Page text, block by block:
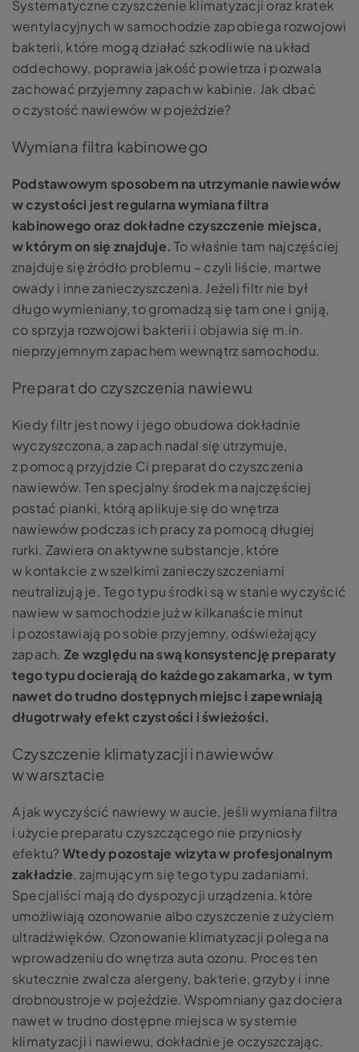
Systematyczne czyszczenie klimatyzacji oraz kratek
wentylacyjnych w samochodzie zapobiega rozwojowi
bakterii, które mogą działać szkodliwie na układ
oddechowy, poprawia jakość powietrza i pozwala
zachować przyjemny zapach w kabinie. Jak dbać
o czystość nawiewów w pojeździe?
Wymiana filtra kabinowego
Podstawowym sposobem na utrzymanie nawiewów
w czystości jest regularna wymiana filtra
kabinowego oraz dokładne czyszczenie miejsca,
w którym on się znajduje.To właśnie tam najczęściej
znajduje się źródło problemu – czyli liście, martwe
owady i inne zanieczyszczenia. Jeżeli filtr nie był
długo wymieniany, to gromadzą się tam one i gniją,
co sprzyja rozwojowi bakterii i objawia się m.in.
nieprzyjemnym zapachem wewnątrz samochodu.
Preparat do czyszczenia nawiewu
Kiedy filtr jest nowy i jego obudowa dokładnie
wyczyszczona, a zapach nadal się utrzymuje,
z pomocą przyjdzie Ci preparat do czyszczenia
nawiewów. Ten specjalny środek ma najczęściej
postać pianki, którą aplikuje się do wnętrza
nawiewów podczas ich pracy za pomocą długiej
rurki. Zawiera on aktywne substancje, które
w kontakcie z wszelkimi zanieczyszczeniami
neutralizują je. Tego typu środki są w stanie wyczyścić
nawiew w samochodzie już w kilkanaście minut
i pozostawiają po sobie przyjemny, odświeżający
zapach. Ze względu na swą konsystencję preparaty
tego typu docierają do każdego zakamarka, w tym
nawet do trudno dostępnych miejsc i zapewniają
długotrwały efekt czystości i świeżości.
Czyszczenie klimatyzacji i nawiewów
w warsztacie
A jak wyczyścić nawiewy w aucie, jeśli wymiana filtra
i użycie preparatu czyszczącego nie przyniosły
efektu? Wtedy pozostaje wizyta w profesjonalnym
zakładzie, zajmującym się tego typu zadaniami.
Specjaliści mają do dyspozycji urządzenia, które
umożliwiają ozonowanie albo czyszczenie z użyciem
ultradźwięków. Ozonowanie klimatyzacji polega na
wprowadzeniu do wnętrza auta ozonu. Proces ten
skutecznie zwalcza alergeny, bakterie, grzyby i inne
drobnoustroje w pojeździe. Wspomniany gaz dociera
nawet w trudno dostępne miejsca w systemie
klimatyzacji i nawiewu, dokładnie je oczyszczając.